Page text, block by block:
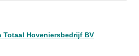
Totaal Hoveniersbedrijf BV